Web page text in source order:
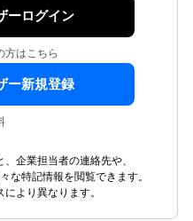
ーログイン
方はこちら
ー新規登録
企業担当者の連絡先や、
な特記情報を閲覧できます。
より異なります。